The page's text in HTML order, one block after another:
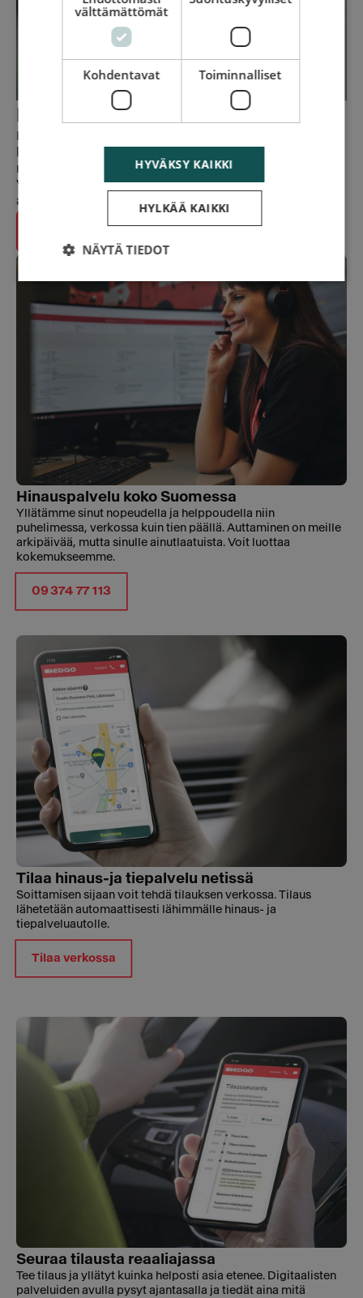
Hinauspalvelun hinta
maksaa sen etukäteen.
Voit säästää kymmeniä euroja, jos valitset hinauksen
ajankohdan ruuhka-aikojen ulkopuolelle.
Hinauspalvelu koko Suomessa
Yllätämme sinut nopeudella ja helppoudella niin
puhelimessa, verkossa kuin tien päällä. Auttaminen on meille
arkipäivää, mutta sinulle ainutlaatuista. Voit luottaa
kokemukseemme.
09 374 77 113
Tilaa hinaus-ja tiepalvelu netissä
Soittamisen sijaan voit tehdä tilauksen verkossa. Tilaus
lähetetään automaattisesti lähimmälle hinaus- ja
tiepalveluautolle.
Tilaa verkossa
Seuraa tilausta reaaliajassa
Tee tilaus ja yllätyt kuinka helposti asia etenee. Digitaalisten
palveluiden avulla pysyt ajantasalla ja tiedät aina mitä
välttämättömät
Kohdentavat Toiminnalliset
HYVÄKSY KAIKKI
HYLKÄÄ KAIKKI
NÄYTÄ TIEDOT